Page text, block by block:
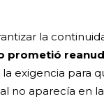
la
prometió
exigencia para
no aparecía en